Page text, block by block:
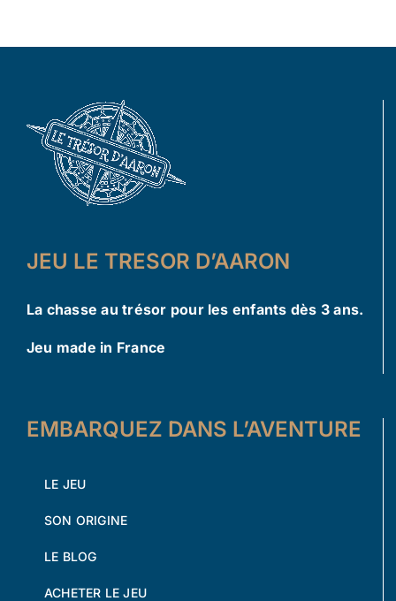
JEU LE TRESOR D’AARON
La chasse au trésor pour les enfants dès 3 ans.
Jeu made in France
EMBARQUEZ DANS L’AVENTURE
LE JEU
SON ORIGINE
LE BLOG
ACHETER LE JEU